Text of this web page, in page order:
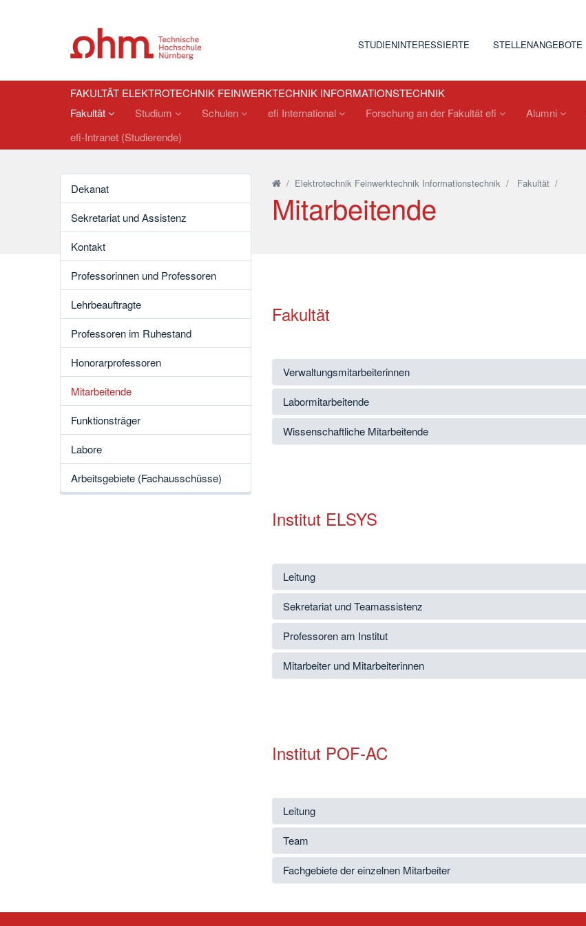
STUDIENINTERESSIERTE STELLENANGEBOTE
FAKULTÄT ELEKTROTECHNIK FEINWERKTECHNIK INFORMATIONSTECHNIK
Fakultät
Studium Schulen efi International Forschung an der Fakultät efi Alumni
efi-Intranet (Studierende)
Dekanat
Sekretariat und Assistenz
Kontakt
Professorinnen und Professoren
Lehrbeauftragte
Professoren im Ruhestand
Honorarprofessoren
Mitarbeitende
Funktionsträger
Labore
Arbeitsgebiete (Fachausschüsse)
/ Elektrotechnik Feinwerktechnik Informationstechnik/ Fakultät/
Mitarbeitende
Fakultät
Verwaltungsmitarbeiterinnen
Labormitarbeitende
Wissenschaftliche Mitarbeitende
Institut ELSYS
Leitung
Sekretariat und Teamassistenz
Professoren am Institut
Mitarbeiter und Mitarbeiterinnen
Institut POF-AC
Leitung
Team
Fachgebiete der einzelnen Mitarbeiter